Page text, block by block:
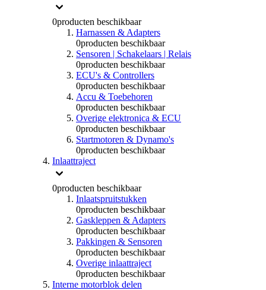
0producten beschikbaar
Harnassen & Adapters
0producten beschikbaar
Sensoren | Schakelaars | Relais
0producten beschikbaar
ECU's & Controllers
0producten beschikbaar
Accu & Toebehoren
0producten beschikbaar
Overige elektronica & ECU
0producten beschikbaar
Startmotoren & Dynamo's
0producten beschikbaar
Inlaattraject
0producten beschikbaar
Inlaatspruitstukken
0producten beschikbaar
Gaskleppen & Adapters
0producten beschikbaar
Pakkingen & Sensoren
0producten beschikbaar
Overige inlaattraject
0producten beschikbaar
Interne motorblok delen